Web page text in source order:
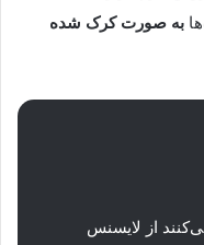
به صورت کرک شده
از لایسنس